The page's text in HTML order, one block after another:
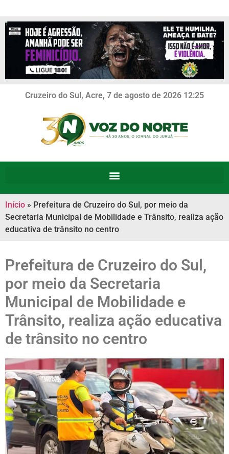
Cruzeiro do Sul, Acre, 7 de agosto de 2026 12:25
Início » Prefeitura de Cruzeiro do Sul, por meio da
Secretaria Municipal de Mobilidade e Trânsito, realiza ação
educativa de trânsito no centro
Prefeitura de Cruzeiro do Sul,
por meio da Secretaria
Municipal de Mobilidade e
Trânsito, realiza ação educativa
de trânsito no centro